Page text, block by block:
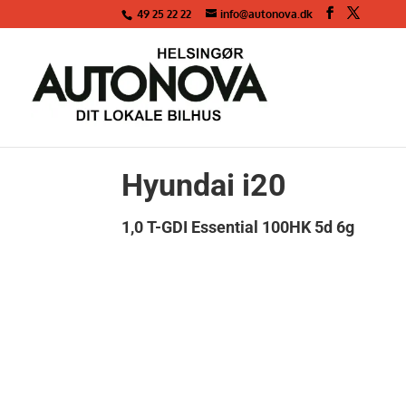
49 25 22 22 info@autonova.dk
<Tilbage til søgeresultat
Hyundai i20
1,0 T-GDI Essential 100HK 5d 6g